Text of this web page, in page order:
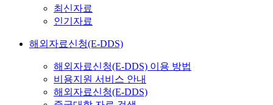
최신자료
인기자료
해외자료신청(E-DDS)
해외자료신청(E-DDS) 이용 방법
비용지원 서비스 안내
해외자료신청(E-DDS)